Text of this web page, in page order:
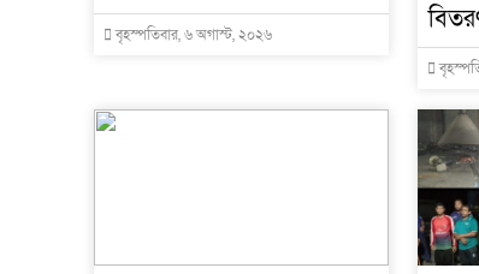
বৃহস্পতিবার, ৬ অগাস্ট, ২০২৬